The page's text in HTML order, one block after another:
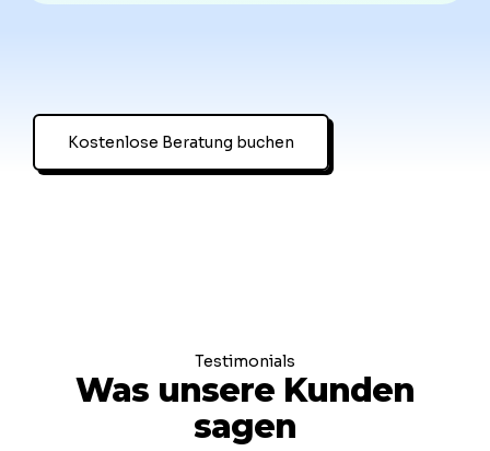
Kostenlose Beratung buchen
Testimonials
Was unsere Kunden
sagen